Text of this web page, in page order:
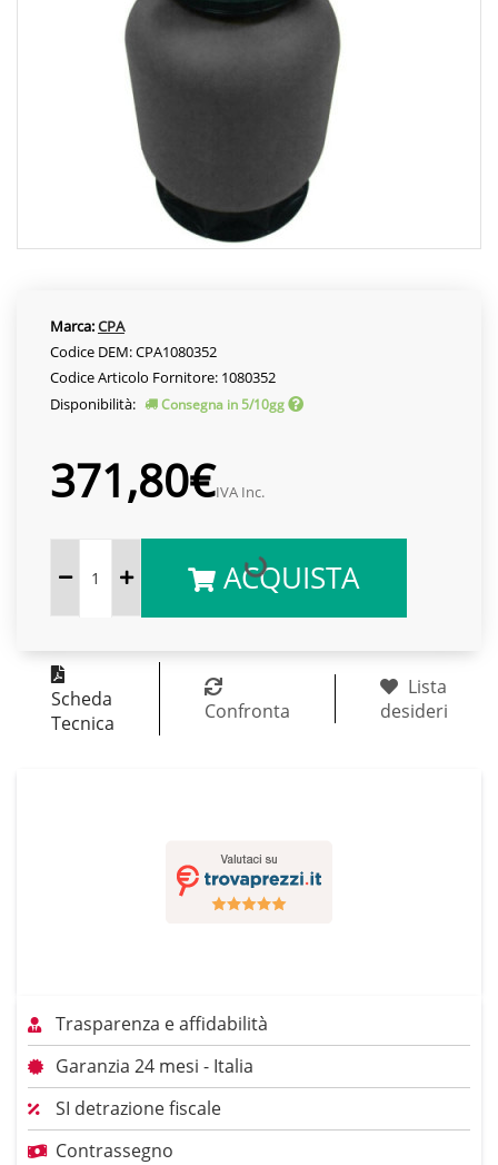
Marca:CPA
Codice DEM: CPA1080352
Codice Articolo Fornitore: 1080352
Disponibilità:
Consegna in 5/10gg
371,80€IVA Inc.
ACQUISTA
Scheda
Tecnica
Confronta
Lista
desideri
Trasparenza e affidabilità
Garanzia 24 mesi - Italia
SI detrazione fiscale
Contrassegno